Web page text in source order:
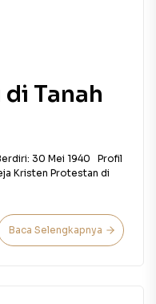
Tanah
30 Mei 1940 Profil
Kristen Protestan di
Baca Selengkapnya